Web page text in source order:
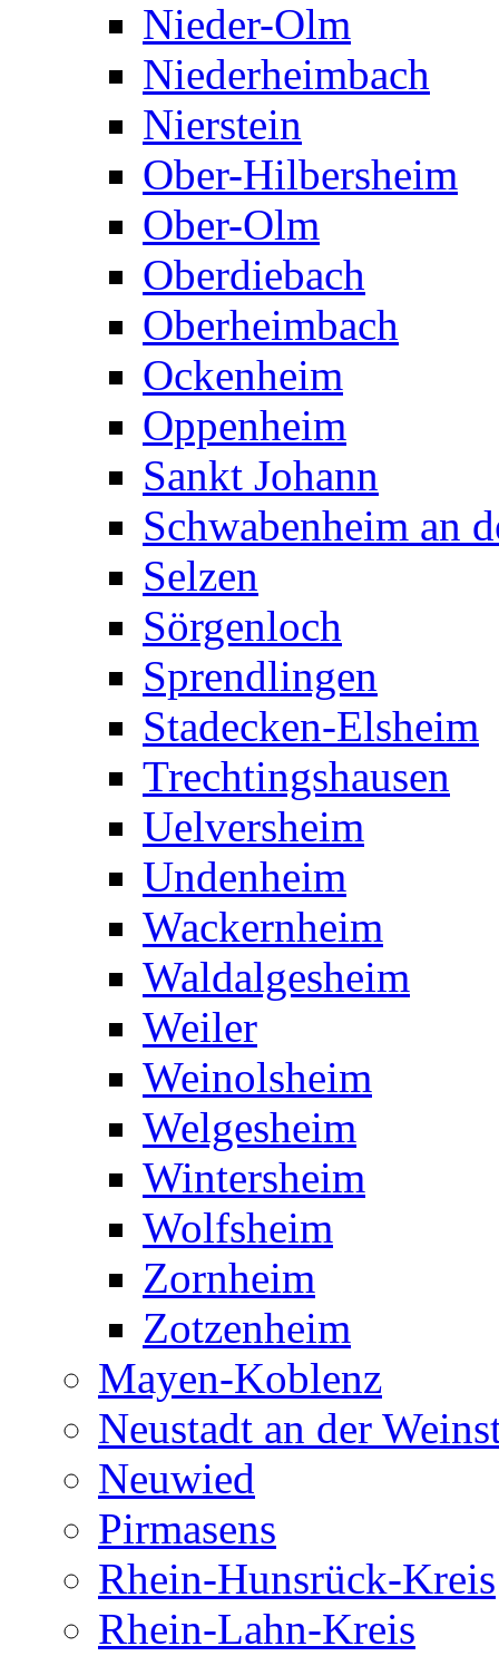
Nieder-Olm
Niederheimbach
Nierstein
Ober-Hilbersheim
Ober-Olm
Oberdiebach
Oberheimbach
Ockenheim
Oppenheim
Sankt Johann
Schwabenheim an
Selzen
Sörgenloch
Sprendlingen
Stadecken-Elsheim
Trechtingshausen
Uelversheim
Undenheim
Wackernheim
Waldalgesheim
Weiler
Weinolsheim
Welgesheim
Wintersheim
Wolfsheim
Zornheim
Zotzenheim
Mayen-Koblenz
Neustadt an der
Neuwied
Pirmasens
Rhein-Hunsrück-Kreis
Rhein-Lahn-Kreis